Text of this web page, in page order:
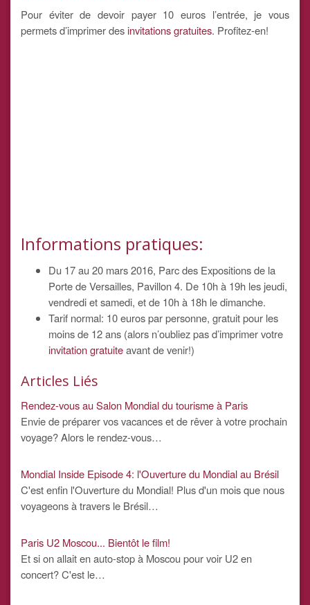
Pour éviter de devoir payer 10 euros l’entrée, je vous
permets d’imprimer desinvitations gratuites. Profitez-en!
Informations pratiques:
Du 17 au 20 mars 2016, Parc des Expositions de la
Porte de Versailles, Pavillon 4. De 10h à 19h les jeudi,
vendredi et samedi, et de 10h à 18h le dimanche.
Tarif normal: 10 euros par personne, gratuit pour les
moins de 12 ans (alors n’oubliez pas d’imprimer votre
invitation gratuiteavant de venir!)
Articles Liés
Rendez-vous au Salon Mondial du tourisme à Paris
Envie de préparer vos vacances et de rêver à votre prochain
voyage? Alors le rendez-vous…
Mondial Inside Episode 4: l'Ouverture du Mondial au Brésil
C'est enfin l'Ouverture du Mondial! Plus d'un mois que nous
voyageons à travers le Brésil…
Paris U2 Moscou... Bientôt le film!
Et si on allait en auto-stop à Moscou pour voir U2 en
concert? C'est le…